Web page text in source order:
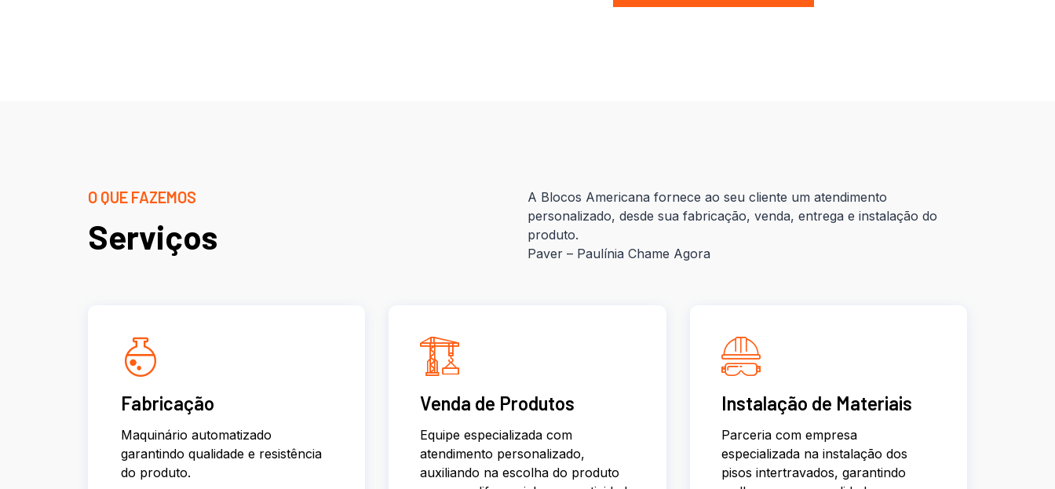
O QUE FAZEMOS
Serviços
A Blocos Americana fornece ao seu cliente um atendimento
personalizado, desde sua fabricação, venda, entrega e instalação do
produto.
Paver – Paulínia Chame Agora
Fabricação
Maquinário automatizado
garantindo qualidade e resistência
do produto.
Venda de Produtos
Equipe especializada com
atendimento personalizado,
auxiliando na escolha do produto
Instalação de Materiais
Parceria com empresa
especializada na instalação dos
pisos intertravados, garantindo